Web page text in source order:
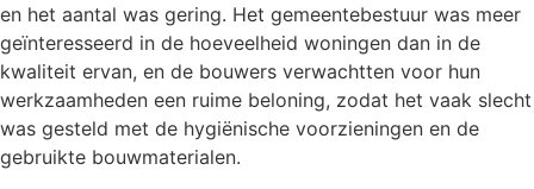
en het aantal was gering. Het gemeentebestuur was meer
geïnteresseerd in de hoeveelheid woningen dan in de
kwaliteit ervan, en de bouwers verwachtten voor hun
werkzaamheden een ruime beloning, zodat het vaak slecht
was gesteld met de hygiënische voorzieningen en de
gebruikte bouwmaterialen.